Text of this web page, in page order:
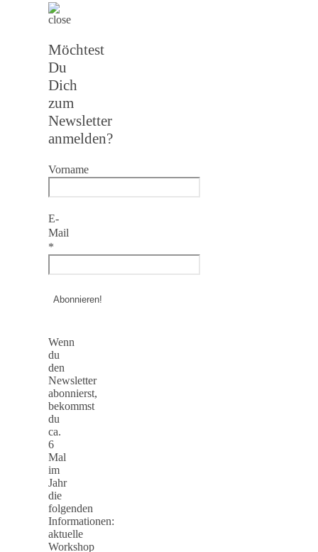
Möchtest
Du
Dich
zum
Newsletter
anmelden?
Vorname
E-
Mail
*
Wenn
du
den
Newsletter
abonnierst,
bekommst
du
ca.
6
Mal
im
Jahr
die
folgenden
Informationen:
aktuelle
Workshop